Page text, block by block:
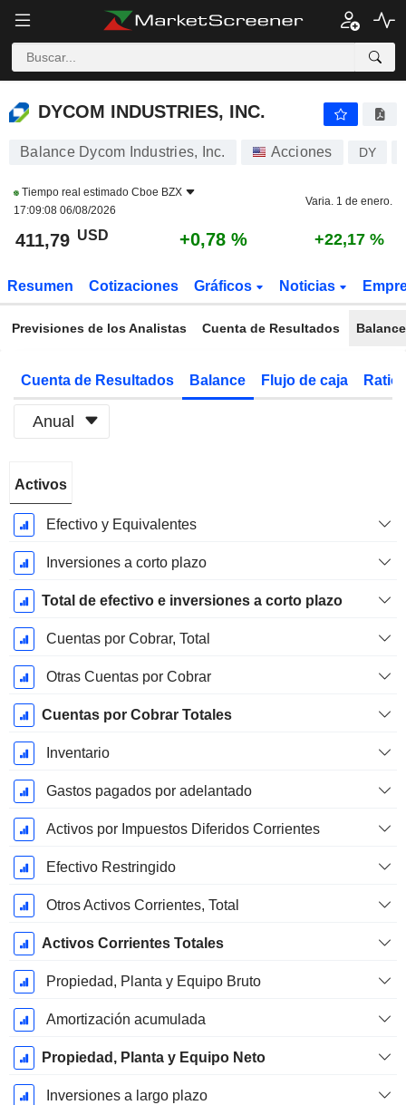
DYCOM INDUSTRIES, INC.
DYCOM INDUSTRIES, INC.
Balance Dycom Industries, Inc. Acciones DY
Tiempo real estimado Cboe BZX
17:09:08 06/08/2026
Varia. 1 de enero.
411,79 USD +0,78 % +22,17 %
Resumen Cotizaciones Gráficos Noticias
Previsiones de los Analistas Cuenta de Resultados Balance
Cuenta de Resultados Balance Flujo de caja
Anual
fiscal:
Enero
Activos
Efectivo y Equivalentes
Inversiones a corto plazo
Total de efectivo e inversiones a corto plazo
Cuentas por Cobrar, Total
Otras Cuentas por Cobrar
Cuentas por Cobrar Totales
Inventario
Gastos pagados por adelantado
Activos por Impuestos Diferidos Corrientes
Efectivo Restringido
Otros Activos Corrientes, Total
Activos Corrientes Totales
Propiedad, Planta y Equipo Bruto
Amortización acumulada
Propiedad, Planta y Equipo Neto
Inversiones a largo plazo